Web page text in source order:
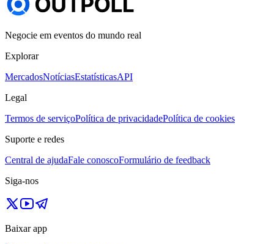
Negocie em eventos do mundo real
Explorar
MercadosNotíciasEstatísticasAPI
Legal
Termos de serviçoPolítica de privacidadePolítica de cookies
Suporte e redes
Central de ajudaFale conoscoFormulário de feedback
Siga-nos
Baixar app